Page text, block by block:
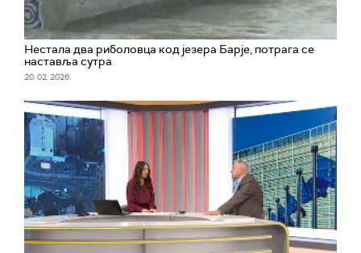
Нестала два риболовца код језера Барје, потрага се
наставља сутра
20. 02. 2026.